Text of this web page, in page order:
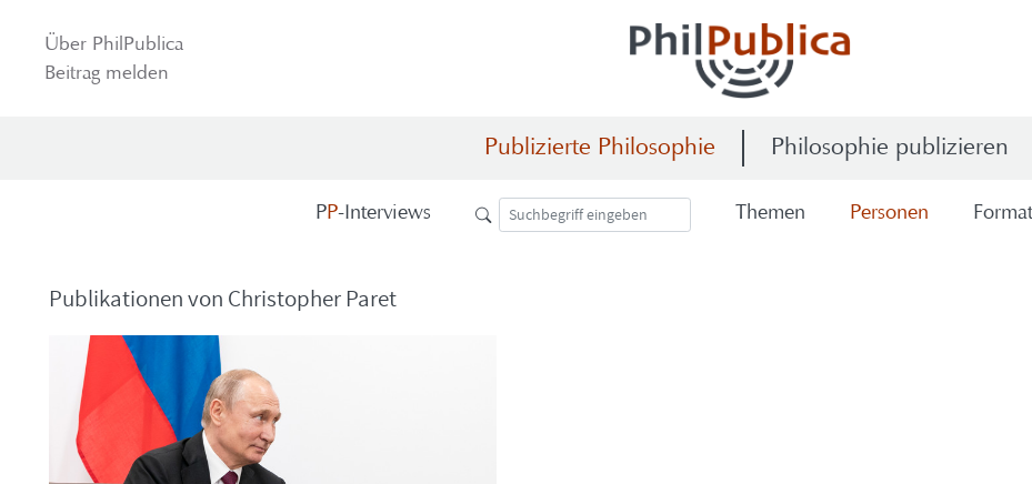
Über Phil­Pu­bli­ca
Bei­trag mel­den
Publizierte Philosophie Philosophie publizieren
PP-​Interviews The­men Per­so­nen
Pu­bli­ka­tio­nen von Chris­to­pher Paret